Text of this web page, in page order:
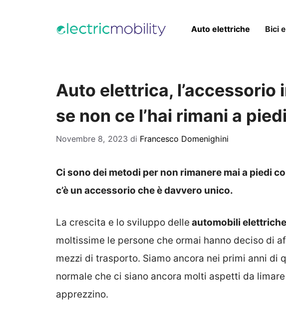
Auto elettriche Bici
Auto elettrica, l’accessorio
se non ce l’hai rimani a piedi
Novembre 8, 2023 di Francesco Domenighini
Ci sono dei metodi per non rimanere mai a piedi
c’è un accessorio che è davvero unico.
La crescita e lo sviluppo delle automobili elettriche
moltissime le persone che ormai hanno deciso di
mezzi di trasporto. Siamo ancora nei primi anni di
normale che ci siano ancora molti aspetti da
apprezzino.